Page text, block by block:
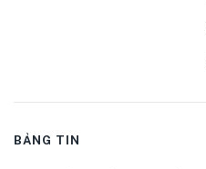
BẢNG TIN